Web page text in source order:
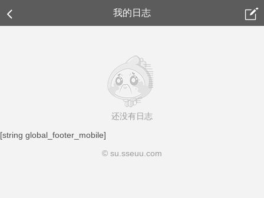
我的日志
还没有日志
[string global_footer_mobile]
© su.sseuu.com